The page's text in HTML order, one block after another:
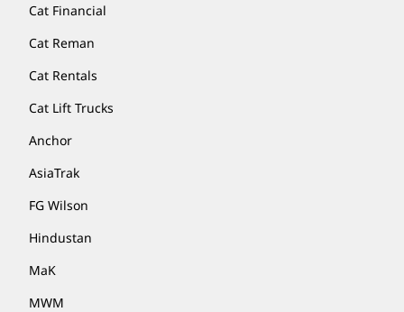
Cat Financial
Cat Reman
Cat Rentals
Cat Lift Trucks
Anchor
AsiaTrak
FG Wilson
Hindustan
MaK
MWM